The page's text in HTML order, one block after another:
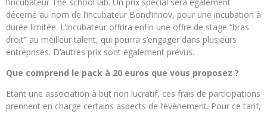
décerné au nom de l’incubateur Bond’innov, pour une incubation à
durée limitée. L’incubateur offrira enfin une offre de stage “bras
droit” au meilleur talent, qui pourra s’engager dans plusieurs
entreprises. D’autres prix sont également prévus.
Que comprend le pack à 20 euros que vous proposez ?
Etant une association à but non lucratif, ces frais de participations
prennent en charge certains aspects de l’évènement. Pour ce tarif,